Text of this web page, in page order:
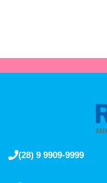
(28) 9 9909-9999